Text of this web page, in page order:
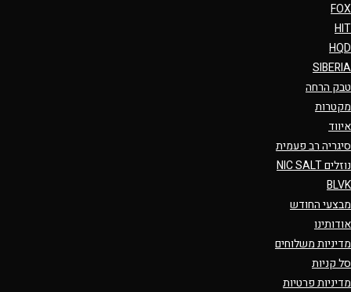
FOX
HIT
HQD
SIBERIA
טבק הרחה
מקטרות
איווד
סיגריה רב פעמית
נוזלים NIC SALT
BLVK
מבצעי החודש
אודותינו
מדיניות משלוחים
סל קניות
מדיניות פרטיות